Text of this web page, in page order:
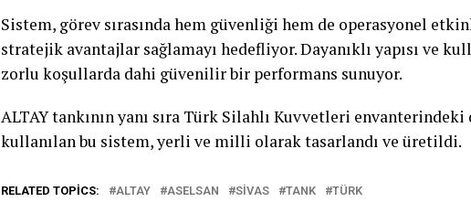
Sistem, görev sırasında hem güvenliği hem de operasyonel
stratejik avantajlar sağlamayı hedefliyor. Dayanıklı yapısı ve
zorlu koşullarda dahi güvenilir bir performans sunuyor.
ALTAY tankının yanı sıra Türk Silahlı Kuvvetleri
kullanılan bu sistem, yerli ve milli olarak tasarlandı ve üretildi.
RELATED TOPICS: ALTAY ASELSAN SIVAS TANK TÜRK